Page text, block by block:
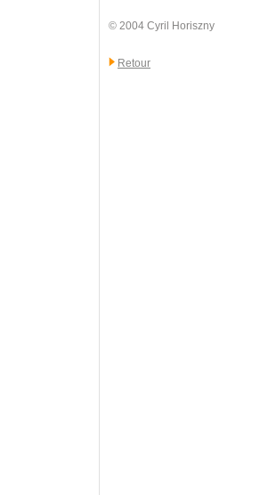
© 2004 Cyril Horiszny
Retour